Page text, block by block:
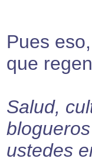
Pues
que
Salud,
ustedes